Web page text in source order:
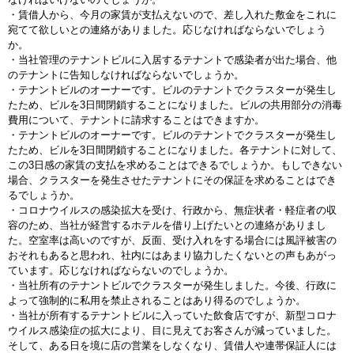
・賃借人から、今月の家賃が支払えないので、差し入れた敷金をこれに
宛てて欲しいとの連絡がありました。応じなければならないでしょう
か。
・当社管理のテナントビルに入居するテナントで感染者が出た場合、他
のテナントに告知しなければならないでしょうか。
・テナントビルのオーナーです。ビルのテナントでクラスターが発生し
たため、ビルを3日間閉鎖することになりました。ビルの共用部分の消毒
費用について、テナントに請求することはできますか。
・テナントビルのオーナーです。ビルのテナントでクラスターが発生し
たため、ビルを3日間閉鎖することになりました。各テナントに対して、
この3日感の家賃の支払を求めることはできるでしょうか。もしできない
場合、クラスターを発生させたテナントにその保証を求めることはでき
るでしょうか。
・コロナウイルスの感染拡大を受け、行政から、無症状者・軽症者の収
容のため、当社が経営するホテルを借り上げたいとの連絡がありまし
た。空室率は高いのですが、反面、受け入れをする場合には風評被害の
おそれもあると思われ、社内にはあまり協力したくないとの声もあがっ
ています。応じなければならないのでしょうか。
・当社所有のテナントビルでクラスターが発生しました。今後、行政に
よって強制的に私用を禁止されることはあり得るのでしょうか。
・当社が所有するテナントビルに入っていた飲食店ですが、新型コロナ
ウイルス感染症の拡大により、目に見えてお客さんが減っていました。
そして、ある日を境に店の営業をしなくなり、賃借人や連帯保証人には